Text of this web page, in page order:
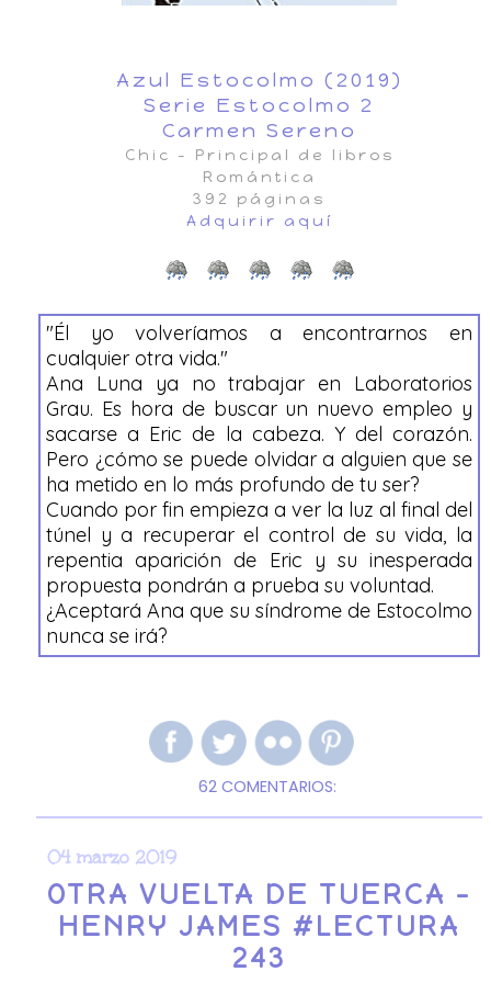
Azul Estocolmo (2019)
Serie Estocolmo 2
Carmen Sereno
Chic - Principal de libros
Romántica
392 p áginas
Adquirir aquí
"Él yo volveríamos a encontrarnos en
cualquier otra vida."
Ana Luna ya no trabajar en Laboratorios
Grau. Es hora de buscar un nuevo empleo y
sacarse a Eric de la cabeza. Y del corazón.
Pero ¿cómo se puede olvidar a alguien que se
ha metido en lo más profundo de tu ser?
Cuando por fin empieza a ver la luz al final del
túnel y a recuperar el control de su vida, la
repentia aparición de Eric y su inesperada
propuesta pondrán a prueba su voluntad.
¿Aceptará Ana que su síndrome de Estocolmo
nunca se irá?
62 COMENTARIOS:
04 marzo 2019
OTRA VUELTA DE TUERCA -
HENRY JAMES #LECTURA
243